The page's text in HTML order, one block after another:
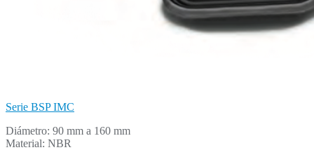
Serie BSP IMC
Diámetro: 90 mm a 160 mm
Material: NBR